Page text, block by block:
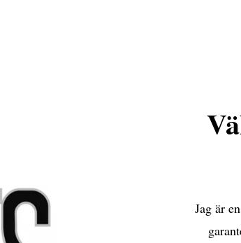
Jag är